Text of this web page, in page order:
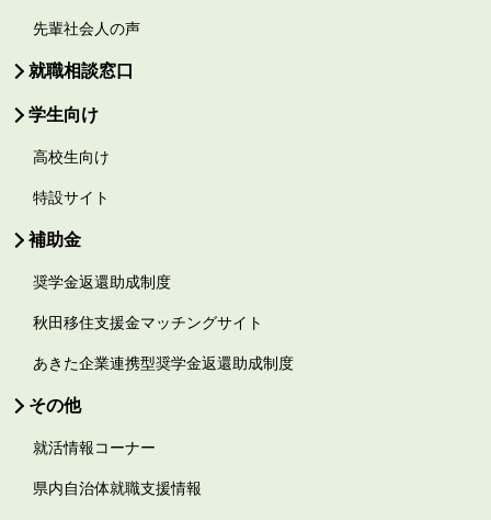
先輩社会人の声
就職相談窓口
学生向け
高校生向け
特設サイト
補助金
奨学金返還助成制度
秋田移住支援金マッチングサイト
あきた企業連携型奨学金返還助成制度
その他
就活情報コーナー
県内自治体就職支援情報